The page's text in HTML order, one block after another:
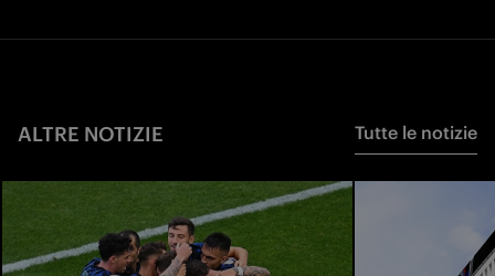
ALTRE NOTIZIE Tutte le notizie